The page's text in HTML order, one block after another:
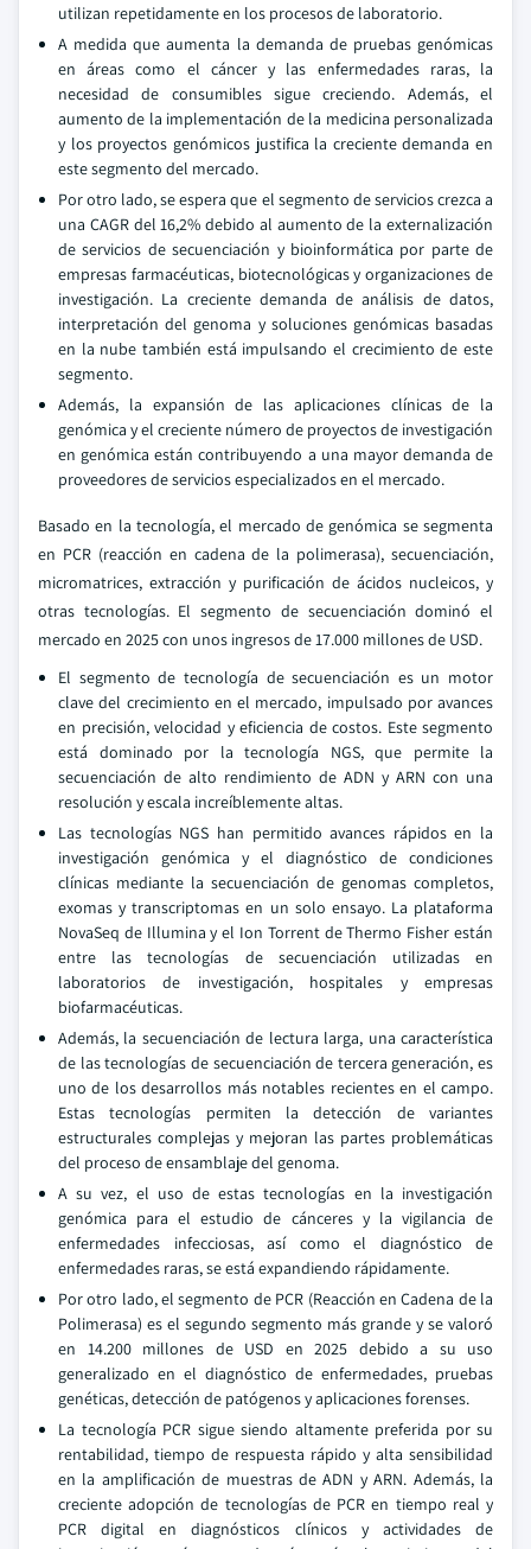
utilizan repetidamente en los procesos de laboratorio.
A medida que aumenta la demanda de pruebas genómicas
en áreas como el cáncer y las enfermedades raras, la
necesidad de consumibles sigue creciendo. Además, el
aumento de la implementación de la medicina personalizada
y los proyectos genómicos justifica la creciente demanda en
este segmento del mercado.
Por otro lado, se espera que el segmento de servicios crezca a
una CAGR del 16,2% debido al aumento de la externalización
de servicios de secuenciación y bioinformática por parte de
empresas farmacéuticas, biotecnológicas y organizaciones de
investigación. La creciente demanda de análisis de datos,
interpretación del genoma y soluciones genómicas basadas
en la nube también está impulsando el crecimiento de este
segmento.
Además, la expansión de las aplicaciones clínicas de la
genómica y el creciente número de proyectos de investigación
en genómica están contribuyendo a una mayor demanda de
proveedores de servicios especializados en el mercado.
Basado en la tecnología, el mercado de genómica se segmenta
en PCR (reacción en cadena de la polimerasa), secuenciación,
micromatrices, extracción y purificación de ácidos nucleicos, y
otras tecnologías. El segmento de secuenciación dominó el
mercado en 2025 con unos ingresos de 17.000 millones de USD.
El segmento de tecnología de secuenciación es un motor
clave del crecimiento en el mercado, impulsado por avances
en precisión, velocidad y eficiencia de costos. Este segmento
está dominado por la tecnología NGS, que permite la
secuenciación de alto rendimiento de ADN y ARN con una
resolución y escala increíblemente altas.
Las tecnologías NGS han permitido avances rápidos en la
investigación genómica y el diagnóstico de condiciones
clínicas mediante la secuenciación de genomas completos,
exomas y transcriptomas en un solo ensayo. La plataforma
NovaSeq de Illumina y el Ion Torrent de Thermo Fisher están
entre las tecnologías de secuenciación utilizadas en
laboratorios de investigación, hospitales y empresas
biofarmacéuticas.
Además, la secuenciación de lectura larga, una característica
de las tecnologías de secuenciación de tercera generación, es
uno de los desarrollos más notables recientes en el campo.
Estas tecnologías permiten la detección de variantes
estructurales complejas y mejoran las partes problemáticas
del proceso de ensamblaje del genoma.
A su vez, el uso de estas tecnologías en la investigación
genómica para el estudio de cánceres y la vigilancia de
enfermedades infecciosas, así como el diagnóstico de
enfermedades raras, se está expandiendo rápidamente.
Por otro lado, el segmento de PCR (Reacción en Cadena de la
Polimerasa) es el segundo segmento más grande y se valoró
en 14.200 millones de USD en 2025 debido a su uso
generalizado en el diagnóstico de enfermedades, pruebas
genéticas, detección de patógenos y aplicaciones forenses.
La tecnología PCR sigue siendo altamente preferida por su
rentabilidad, tiempo de respuesta rápido y alta sensibilidad
en la amplificación de muestras de ADN y ARN. Además, la
creciente adopción de tecnologías de PCR en tiempo real y
PCR digital en diagnósticos clínicos y actividades de